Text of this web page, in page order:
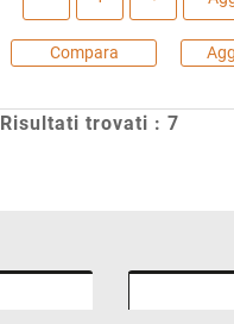
Compara
Risultati trovati : 7